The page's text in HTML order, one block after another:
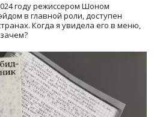
годурежиссером Шоном
в главной роли, доступен
Когда я увидела его в меню,